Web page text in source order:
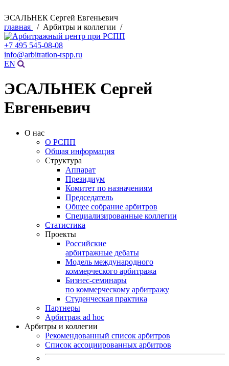
ЭСАЛЬНЕК Сергей Евгеньевич
главная
/ Арбитры и коллегии /
+7 495 545-08-08
info@arbitration-rspp.ru
EN
ЭСАЛЬНЕК Сергей
Евгеньевич
О нас
О РСПП
Общая информация
Структура
Аппарат
Президиум
Комитет по назначениям
Председатель
Общее собрание арбитров
Специализированные коллегии
Статистика
Проекты
Российские
арбитражные дебаты
Модель международного
коммерческого арбитража
Бизнес-семинары
по коммерческому арбитражу
Студенческая практика
Партнеры
Арбитраж ad hoc
Арбитры и коллегии
Рекомендованный список арбитров
Список ассоциированных арбитров